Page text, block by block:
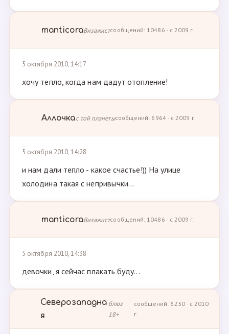
manticoraВизажистсообщений: 10486 · с 2009 г.
5 октября 2010, 14:17
хочу тепло, когда нам дадут отопление!
Аллочкас той планетысообщений: 6964 · с 2009 г.
5 октября 2010, 14:28
и нам дали тепло - какое счастье!)) На улице
холодина такая с непривычки...
manticoraВизажистсообщений: 10486 · с 2009 г.
5 октября 2010, 14:38
девочки, я сейчас плакать буду...
Северозападна
я
блюз
18+
сообщений: 6230 · с 2010
г.